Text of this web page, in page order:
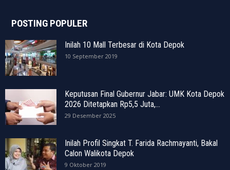
POSTING POPULER
Inilah 10 Mall Terbesar di Kota Depok
10 September 2019
Keputusan Final Gubernur Jabar: UMK Kota Depok
2026 Ditetapkan Rp5,5 Juta,...
29 Desember 2025
Inilah Profil Singkat T. Farida Rachmayanti, Bakal
Calon Walikota Depok
9 Oktober 2019